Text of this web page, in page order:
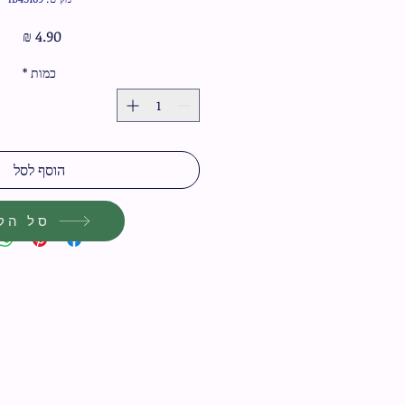
‏4.90 ‏₪
כמות *
הוסף לסל
סל